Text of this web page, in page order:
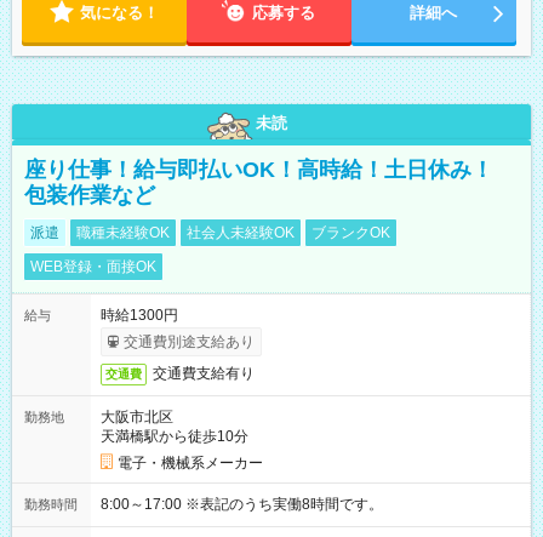
気になる！ 応募する 詳細へ
未読
座り仕事！給与即払いOK！高時給！土日休み！
包装作業など
派遣 職種未経験OK 社会人未経験OK
ブランクOK
WEB登録・面接OK
給与
時給1300円
交通費別途支給あり
交通費 交通費支給有り
勤務地
大阪市北区
天満橋駅から徒歩10分
電子・機械系メーカー
勤務時間 8:00～17:00 ※表記のうち実働8時間です。